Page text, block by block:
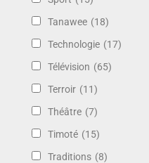
Tanawee (18)
Technologie (17)
Télévision (65)
Terroir (11)
Théâtre (7)
Timoté (15)
Traditions (8)